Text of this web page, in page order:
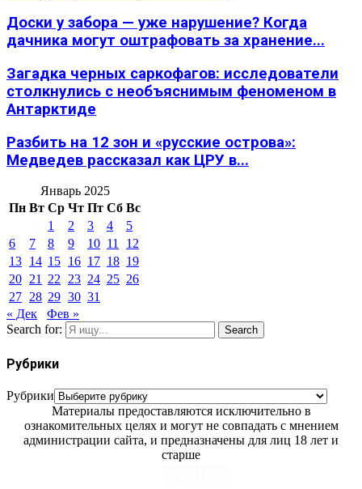
Доски у забора — уже нарушение? Когда
дачника могут оштрафовать за хранение...
Загадка черных саркофагов: исследователи
столкнулись с необъяснимым феноменом в
Антарктиде
Разбить на 12 зон и «русские острова»:
Медведев рассказал как ЦРУ в...
Январь 2025
Пн Вт Ср Чт Пт Сб Вс
1
2 3 4
5
6
7 8 9 10 11
12
13 14 15 16 17 18 19
20 21 22 23 24 25 26
27 28 29 30 31
« Дек
Фев »
Search for:
Search
Рубрики
Рубрики
Материалы предоставляются исключительно в
ознакомительных целях и могут не совпадать с мнением
администрации сайта, и предназначены для лиц 18 лет и
старше